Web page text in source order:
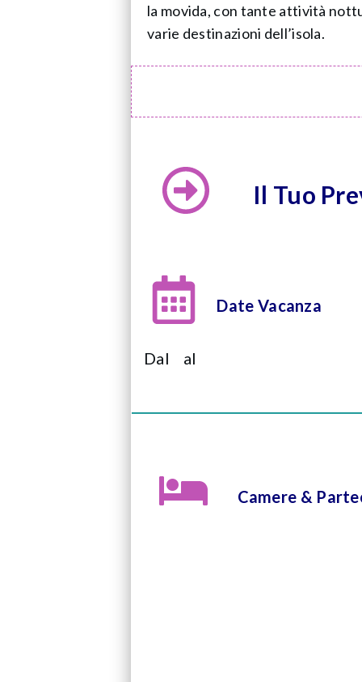
la movida, con tante attività
varie destinazioni dell’isola.
Il Tuo
Date Vacanza
Dal al
Camere &